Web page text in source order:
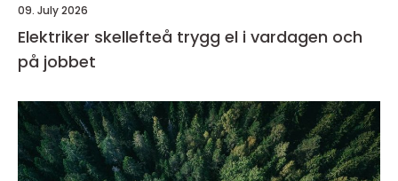
09. July 2026
Elektriker skellefteå trygg el i vardagen och
på jobbet